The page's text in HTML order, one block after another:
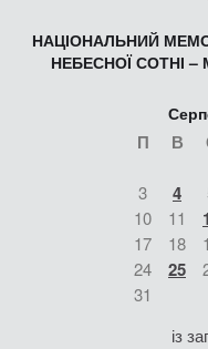
НАЦІОНАЛЬНИЙ
НЕБЕСНОЇ СОТНІ –
П В
3 4
10
11
17
18
24
25
31
із